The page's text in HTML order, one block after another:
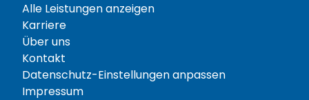
Alle Leistungen anzeigen
Karriere
Über uns
Kontakt
Datenschutz-Einstellungen anpassen
Impressum